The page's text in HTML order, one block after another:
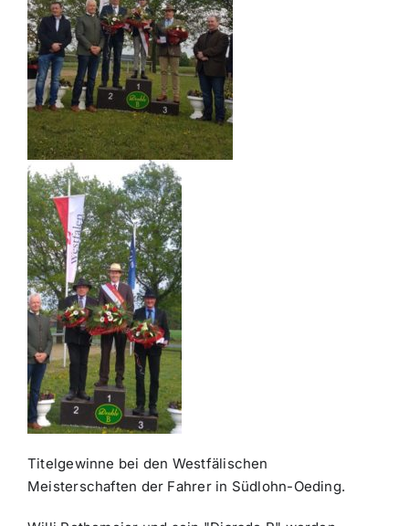
Titelgewinne bei den Westfälischen
Meisterschaften der Fahrer in Südlohn-Oeding.